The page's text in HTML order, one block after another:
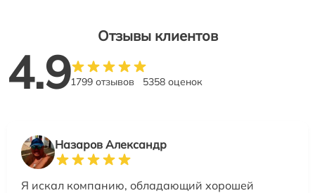
Отзывы клиентов
4.91799 отзывов 5358 оценок
Назаров Александр
Я искал компанию, обладающий хорошей